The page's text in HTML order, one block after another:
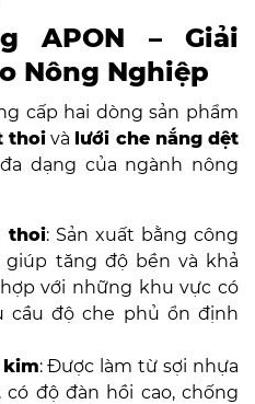
APON – Giải
Nông Nghiệp
cấp hai dòng sản phẩm
thoi và lưới che nắng dệt
dạng của ngành nông
thoi: Sản xuất bằng công
tăng độ bền và khả
với những khu vực có
cầu độ che phủ ổn định
kim: Được làm từ sợi nhựa
có độ đàn hồi cao, chống